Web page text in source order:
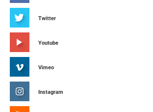
Twitter
Youtube
Vimeo
Instagram